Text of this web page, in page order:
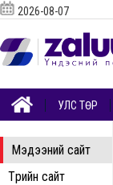
Мэдээний сайт
Төрийн сайт
2026-08-07
УЛС ТӨР